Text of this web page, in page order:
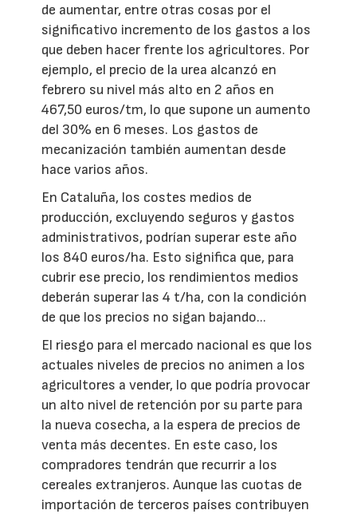
de aumentar, entre otras cosas por el
significativo incremento de los gastos a los
que deben hacer frente los agricultores. Por
ejemplo, el precio de la urea alcanzó en
febrero su nivel más alto en 2 años en
467,50 euros/tm, lo que supone un aumento
del 30% en 6 meses. Los gastos de
mecanización también aumentan desde
hace varios años.
En Cataluña, los costes medios de
producción, excluyendo seguros y gastos
administrativos, podrían superar este año
los 840 euros/ha. Esto significa que, para
cubrir ese precio, los rendimientos medios
deberán superar las 4 t/ha, con la condición
de que los precios no sigan bajando...
El riesgo para el mercado nacional es que los
actuales niveles de precios no animen a los
agricultores a vender, lo que podría provocar
un alto nivel de retención por su parte para
la nueva cosecha, a la espera de precios de
venta más decentes. En este caso, los
compradores tendrán que recurrir a los
cereales extranjeros. Aunque las cuotas de
importación de terceros países contribuyen